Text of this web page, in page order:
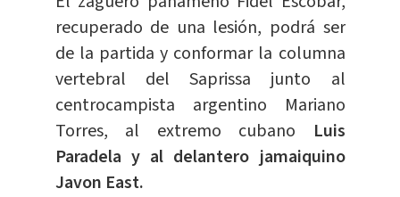
recuperado de una lesión, podrá ser
de la partida y conformar la columna
vertebral del Saprissa junto al
centrocampista argentino Mariano
Torres, al extremo cubano Luis
Paradela y al delantero jamaiquino
Javon East.